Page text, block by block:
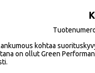
kohtaa
on ollut Green